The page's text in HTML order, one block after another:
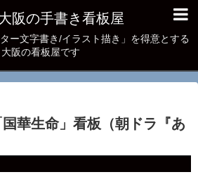
阪の手書き看板屋
ー文字書き/イラスト描き」を得意とする
大阪の看板屋です
国華生命」看板（朝ドラ『あ